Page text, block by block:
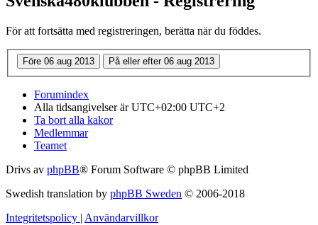
För att fortsätta med registreringen, berätta när du föddes.
Forumindex
Alla tidsangivelser är UTC+02:00 UTC+2
Ta bort alla kakor
Medlemmar
Teamet
Drivs av phpBB® Forum Software © phpBB Limited
Swedish translation by phpBB Sweden © 2006-2018
Integritetspolicy | Användarvillkor